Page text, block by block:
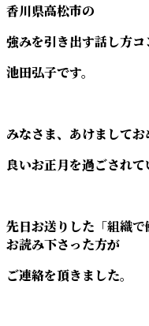
香川県高松市の
強みを引き出す話し方コ
池田弘子です。
みなさま、あけましてお
良いお正月を過ごされて
先日お送りした 「組織
お読み下さった方が
ご連絡を頂きました。